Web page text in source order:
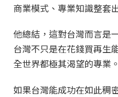
商業模式、專業知識整套
他總結，這對台灣而言是
台灣不只是在花錢買再生
全世界都極其渴望的專業。
如果台灣能成功在如此稠